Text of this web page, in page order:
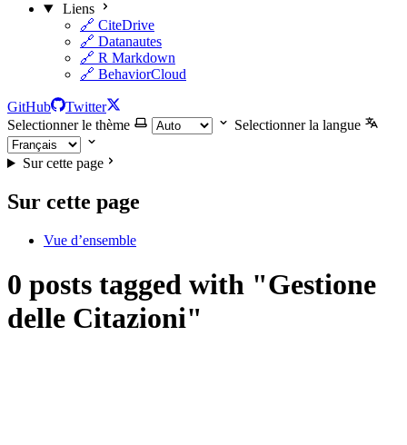
Liens
🔗 CiteDrive
🔗 Datanautes
🔗 R Markdown
🔗 BehaviorCloud
GitHub
Twitter
Selectionner le thème
Selectionner la langue
Sur cette page
Sur cette page
Vue d’ensemble
0 posts tagged with "Gestione
delle Citazioni"